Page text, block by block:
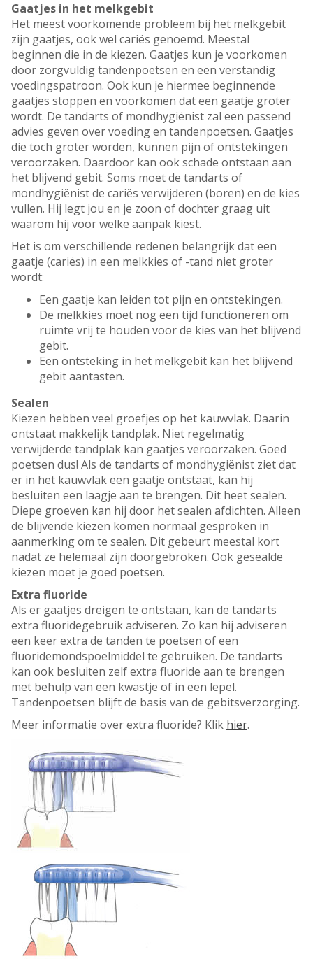
Gaatjes in het melkgebit
Het meest voorkomende probleem bij het melkgebit
zijn gaatjes, ook wel cariës genoemd. Meestal
beginnen die in de kiezen. Gaatjes kun je voorkomen
door zorgvuldig tandenpoetsen en een verstandig
voedingspatroon. Ook kun je hiermee beginnende
gaatjes stoppen en voorkomen dat een gaatje groter
wordt. De tandarts of mondhygiënist zal een passend
advies geven over voeding en tandenpoetsen. Gaatjes
die toch groter worden, kunnen pijn of ontstekingen
veroorzaken. Daardoor kan ook schade ontstaan aan
het blijvend gebit. Soms moet de tandarts of
mondhygiënist de cariës verwijderen (boren) en de kies
vullen. Hij legt jou en je zoon of dochter graag uit
waarom hij voor welke aanpak kiest.
Het is om verschillende redenen belangrijk dat een
gaatje (cariës) in een melkkies of -tand niet groter
wordt:
Een gaatje kan leiden tot pijn en ontstekingen.
De melkkies moet nog een tijd functioneren om
ruimte vrij te houden voor de kies van het blijvend
gebit.
Een ontsteking in het melkgebit kan het blijvend
gebit aantasten.
Sealen
Kiezen hebben veel groefjes op het kauwvlak. Daarin
ontstaat makkelijk tandplak. Niet regelmatig
verwijderde tandplak kan gaatjes veroorzaken. Goed
poetsen dus! Als de tandarts of mondhygiënist ziet dat
er in het kauwvlak een gaatje ontstaat, kan hij
besluiten een laagje aan te brengen. Dit heet sealen.
Diepe groeven kan hij door het sealen afdichten. Alleen
de blijvende kiezen komen normaal gesproken in
aanmerking om te sealen. Dit gebeurt meestal kort
nadat ze helemaal zijn doorgebroken. Ook gesealde
kiezen moet je goed poetsen.
Extra fluoride
Als er gaatjes dreigen te ontstaan, kan de tandarts
extra fluoridegebruik adviseren. Zo kan hij adviseren
een keer extra de tanden te poetsen of een
fluoridemondspoelmiddel te gebruiken. De tandarts
kan ook besluiten zelf extra fluoride aan te brengen
met behulp van een kwastje of in een lepel.
Tandenpoetsen blijft de basis van de gebitsverzorging.
Meer informatie over extra fluoride? Klik hier.